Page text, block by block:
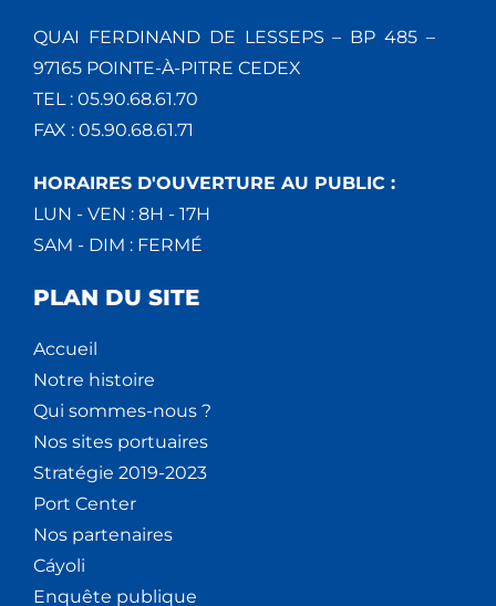
QUAI FERDINAND DE LESSEPS – BP 485 –
97165 POINTE-À-PITRE CEDEX
TEL : 05.90.68.61.70
FAX : 05.90.68.61.71
HORAIRES D'OUVERTURE AU PUBLIC :
LUN - VEN : 8H - 17H
SAM - DIM : FERMÉ
PLAN DU SITE
Accueil
Notre histoire
Qui sommes-nous ?
Nos sites portuaires
Stratégie 2019-2023
Port Center
Nos partenaires
Cáyoli
Enquête publique